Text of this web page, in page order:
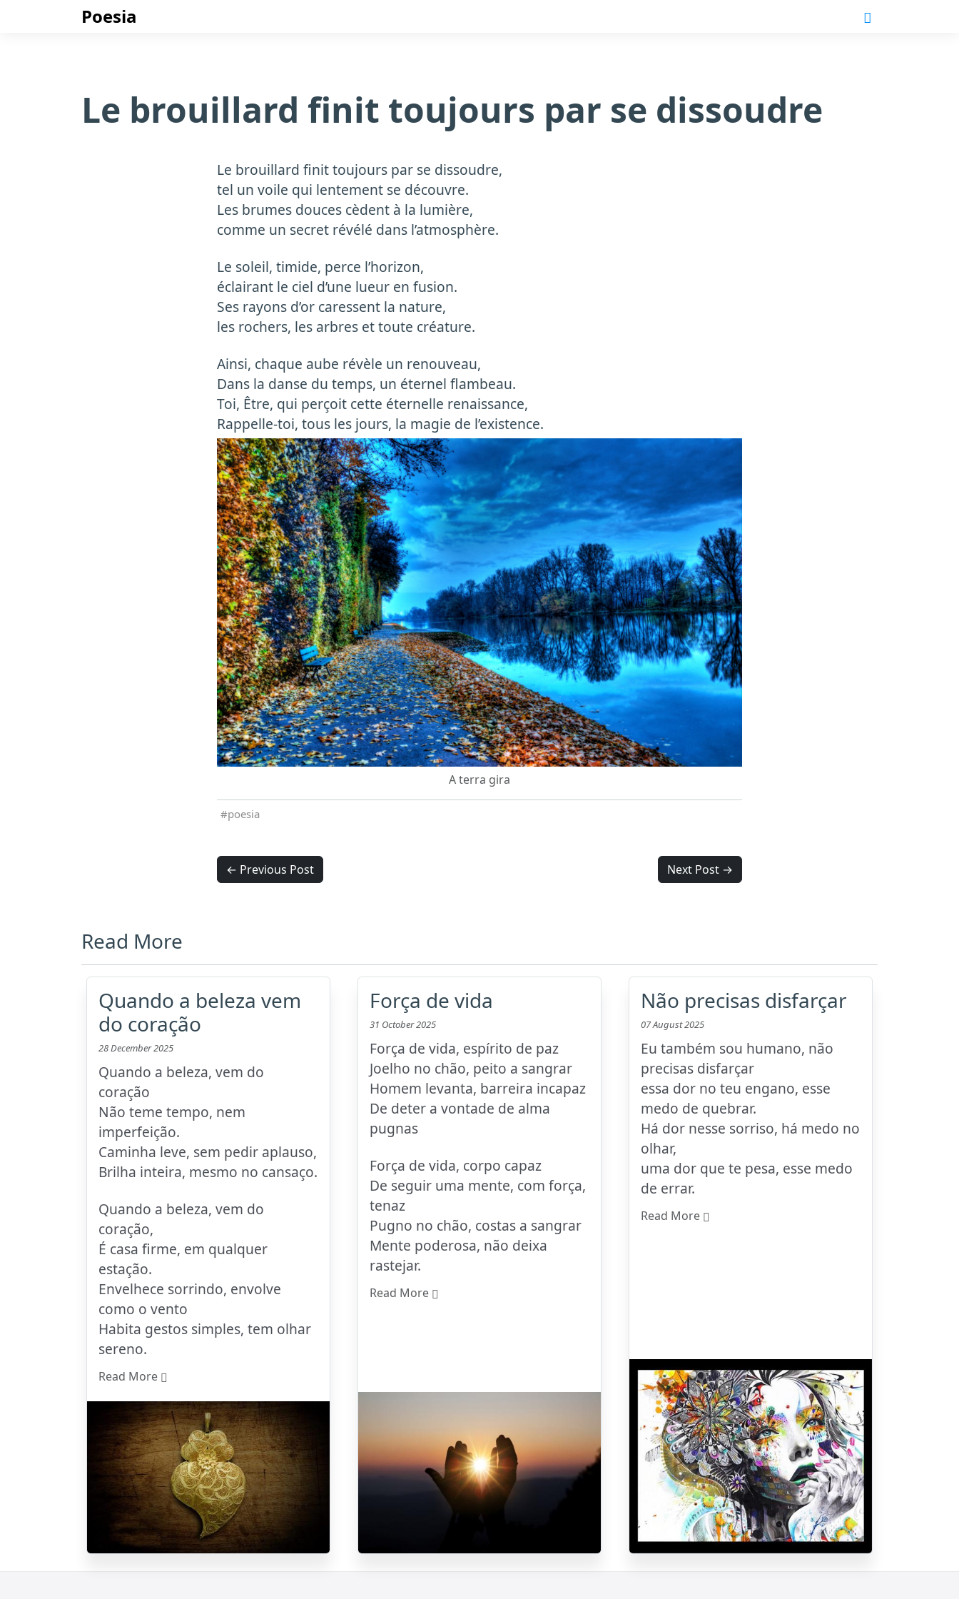
Poesia
Le brouillard finit toujours par se dissoudre
Le brouillard finit toujours par se dissoudre,
tel un voile qui lentement se découvre.
Les brumes douces cèdent à la lumière,
comme un secret révélé dans l’atmosphère.
Le soleil, timide, perce l’horizon,
éclairant le ciel d’une lueur en fusion.
Ses rayons d’or caressent la nature,
les rochers, les arbres et toute créature.
Ainsi, chaque aube révèle un renouveau,
Dans la danse du temps, un éternel flambeau.
Toi, Être, qui perçoit cette éternelle renaissance,
Rappelle-toi, tous les jours, la magie de l’existence.
A terra gira
poesia
← Previous Post Next Post →
Read More
Quando a beleza vem
do coração
28 December 2025
Quando a beleza, vem do
coração
Não teme tempo, nem
imperfeição.
Caminha leve, sem pedir aplauso,
Brilha inteira, mesmo no cansaço.
Quando a beleza, vem do
coração,
É casa firme, em qualquer
estação.
Envelhece sorrindo, envolve
como o vento
Habita gestos simples, tem olhar
sereno.
Read More
Força de vida
31 October 2025
Força de vida, espírito de paz
Joelho no chão, peito a sangrar
Homem levanta, barreira incapaz
De deter a vontade de alma
pugnas
Força de vida, corpo capaz
De seguir uma mente, com força,
tenaz
Pugno no chão, costas a sangrar
Mente poderosa, não deixa
rastejar.
Read More
Não precisas disfarçar
07 August 2025
Eu também sou humano, não
precisas disfarçar
essa dor no teu engano, esse
medo de quebrar.
Há dor nesse sorriso, há medo no
olhar,
uma dor que te pesa, esse medo
de errar.
Read More